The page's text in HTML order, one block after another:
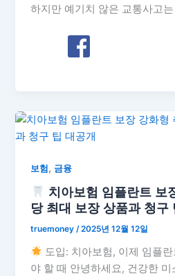
하지만 예기치 않은 교통사고
보험 , 금융
치아보험 임플란트 보
당 최대 보장 상품과 청구
truemoney/2025년 12월 12일
도입: 치아보험, 이제 임플란
야 할 때 안녕하세요, 건강한